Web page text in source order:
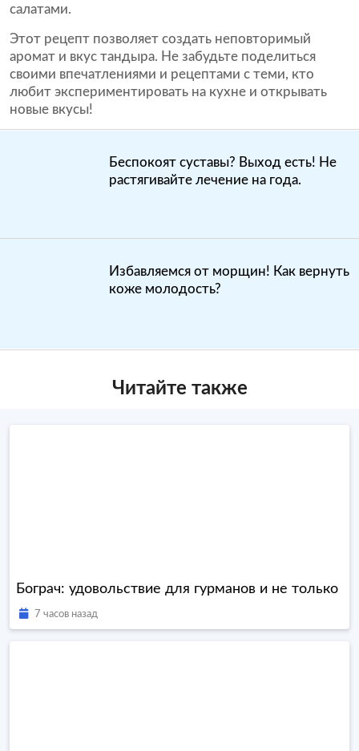
салатами.
Этот рецепт позволяет создать неповторимый
аромат и вкус тандыра. Не забудьте поделиться
своими впечатлениями и рецептами с теми, кто
любит экспериментировать на кухне и открывать
новые вкусы!
Беспокоят суставы? Выход есть! Не
растягивайте лечение на года.
Избавляемся от морщин! Как вернуть
коже молодость?
Читайте также
Бограч: удовольствие для гурманов и не только
7 часов назад